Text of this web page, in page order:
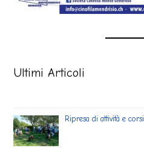
Ultimi Articoli
Ripresa di attività e corsi